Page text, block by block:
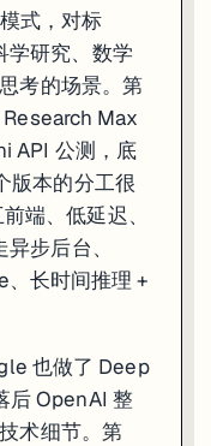
式，对标
学研究、数学
考的场景。第
Max
API 公测，底
版本的分工很
端、低延迟、
步后台、
长时间推理 +
也做了 Deep
后 OpenAI 整
术细节。第